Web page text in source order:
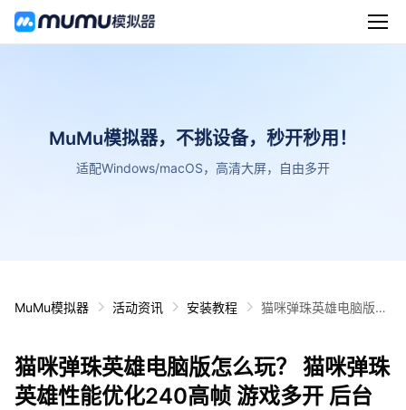
MuMu模拟器，不挑设备，秒开秒用！
适配Windows/macOS，高清大屏，自由多开
MuMu模拟器 活动资讯 安装教程
猫咪弹珠英雄电脑版怎
开 后台挂机 按键设置
教程
猫咪弹珠英雄电脑版怎么玩？ 猫咪弹珠
英雄性能优化240高帧 游戏多开 后台